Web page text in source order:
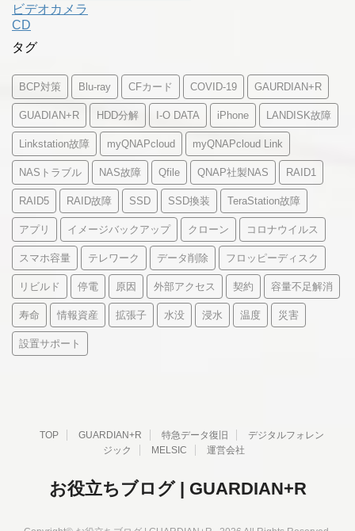
ビデオカメラ
CD
タグ
BCP対策 Blu-ray CFカード COVID-19 GAURDIAN+R
GUADIAN+R HDD分解 I-O DATA iPhone LANDISK故障
Linkstation故障 myQNAPcloud myQNAPcloud Link
NASトラブル NAS故障 Qfile QNAP社製NAS RAID1
RAID5 RAID故障 SSD SSD換装 TeraStation故障
アプリ イメージバックアップ クローン コロナウイルス
スマホ容量 テレワーク データ削除 フロッピーディスク
リビルド 停電 原因 外部アクセス 契約 容量不足解消
寿命 情報資産 拡張子 水没 浸水 温度 災害
設置サポート
TOP GUARDIAN+R 特急データ復旧
デジタルフォレン
ジック
MELSIC 運営会社
お役立ちブログ | GUARDIAN+R